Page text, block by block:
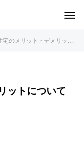
のメリット・デメリットについて
ットについて